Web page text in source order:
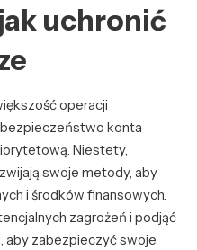
uchronić
operacji
konta
Niestety,
swoje metody, aby
i środków finansowych.
zagrożeń i podjąć
aby zabezpieczyć swoje